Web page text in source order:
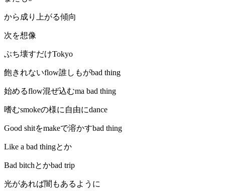
から成り上がる傾向
次を想像
ぶち壊すだけTokyo
飽きれないflow誰しもがbad thing
始めるflow混ぜ込むma bad thing
嗜むsmokeの様に自由にdance
Good shitをmakeで溶かすbad thing
Like a bad thingとか
Bad bitchとかbad trip
光があれば闇もあるように